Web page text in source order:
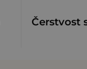
Čerstvost